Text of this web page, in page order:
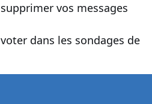
supprimer vos messages
voter dans les sondages de